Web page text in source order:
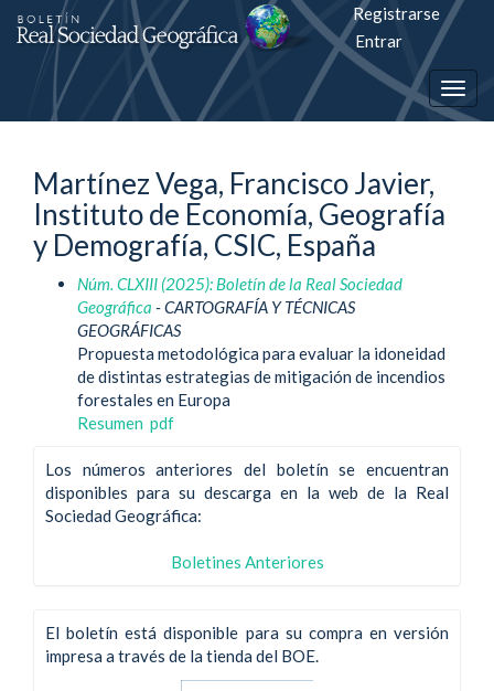
Salto
rápiso
a
página
de
contenido
Navegación
principal
Contenido
principal
Barra
lateral
Registrarse
Entrar
Martínez Vega, Francisco Javier,
Instituto de Economía, Geografía
y Demografía, CSIC, España
Núm. CLXIII (2025): Boletín de la Real Sociedad
Geográfica - CARTOGRAFÍA Y TÉCNICAS
GEOGRÁFICAS
Propuesta metodológica para evaluar la idoneidad
de distintas estrategias de mitigación de incendios
forestales en Europa
Resumen pdf
Los números anteriores del boletín se encuentran
disponibles para su descarga en la web de la Real
Sociedad Geográfica:
Boletines Anteriores
El boletín está disponible para su compra en versión
impresa a través de la tienda del BOE.